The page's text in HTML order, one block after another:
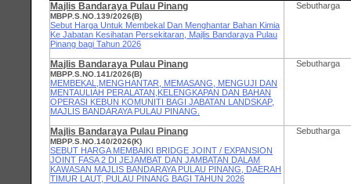
Majlis Bandaraya Pulau Pinang
MBPP.S.NO.139/2026(B)
Sebut Harga Untuk Membekal Dan Menghantar Bahan Kimia
Ke Jabatan Kesihatan Persekitaran, Majlis Bandaraya Pulau
Pinang bagi Tahun 2026
Sebutharga
Majlis Bandaraya Pulau Pinang
MBPP.S.NO.141/2026(B)
MEMBEKAL,MENGHANTAR, MEMASANG, MENGUJI DAN
MENTAULIAH PERALATAN,KELENGKAPAN DAN BAHAN
OPERASI KEBUN KOMUNITI BAGI JABATAN LANDSKAP,
MAJLIS BANDARAYA PULAU PINANG.
Sebutharga
Majlis Bandaraya Pulau Pinang
MBPP.S.NO.140/2026(K)
SEBUT HARGA MEMBAIKI BRIDGE JOINT / EXPANSION
JOINT FASA 2 DI JEJAMBAT DAN JAMBATAN DALAM
KAWASAN MAJLIS BANDARAYA PULAU PINANG, DAERAH
TIMUR LAUT, PULAU PINANG BAGI TAHUN 2026
Sebutharga